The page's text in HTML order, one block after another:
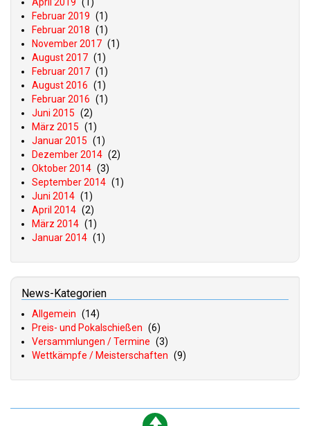
Februar 2019 (1)
Februar 2018 (1)
November 2017 (1)
August 2017 (1)
Februar 2017 (1)
August 2016 (1)
Februar 2016 (1)
Juni 2015 (2)
März 2015 (1)
Januar 2015 (1)
Dezember 2014 (2)
Oktober 2014 (3)
September 2014 (1)
Juni 2014 (1)
April 2014 (2)
März 2014 (1)
Januar 2014 (1)
News-Kategorien
Allgemein (14)
Preis- und Pokalschießen (6)
Versammlungen / Termine (3)
Wettkämpfe / Meisterschaften (9)